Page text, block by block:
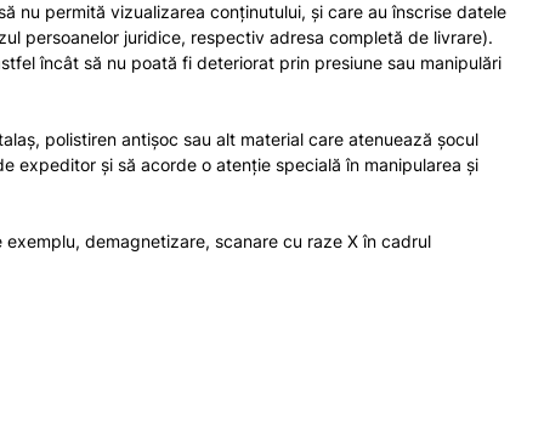
nu permită vizualizarea conţinutului, şi care au înscrise datele
persoanelor juridice, respectiv adresa completă de livrare).
încât să nu poată fi deteriorat prin presiune sau manipulări
polistiren antişoc sau alt material care atenuează şocul
expeditor şi să acorde o atenţie specială în manipularea şi
demagnetizare, scanare cu raze X în cadrul